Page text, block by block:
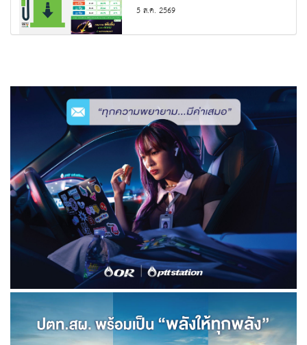
5 ส.ค. 2569